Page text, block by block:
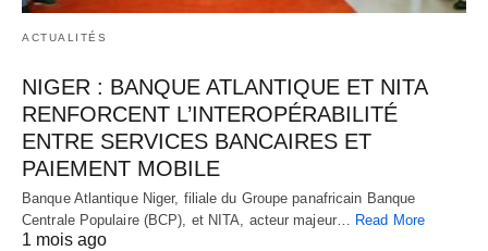
ACTUALITÉS
NIGER : BANQUE ATLANTIQUE ET NITA
RENFORCENT L’INTEROPÉRABILITÉ
ENTRE SERVICES BANCAIRES ET
PAIEMENT MOBILE
Banque Atlantique Niger, filiale du Groupe panafricain Banque
Centrale Populaire (BCP), et NITA, acteur majeur… Read More
1 mois ago